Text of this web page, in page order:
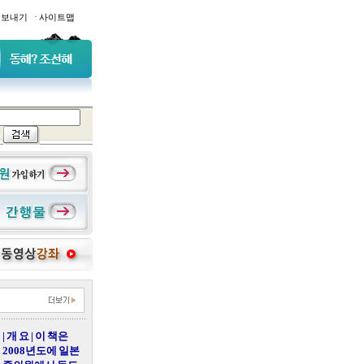
내기 · 사이트맵
| 개 요 | 이 책은
2008년도에 일본